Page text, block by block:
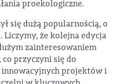
proekologiczne.
się dużą popularnością, o
. Liczymy, że kolejna edycja
zainteresowaniem
przyczyni się do
projektów i